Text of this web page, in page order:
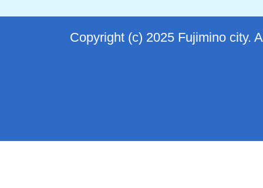
Copyright (c) 2025 Fujimino city.